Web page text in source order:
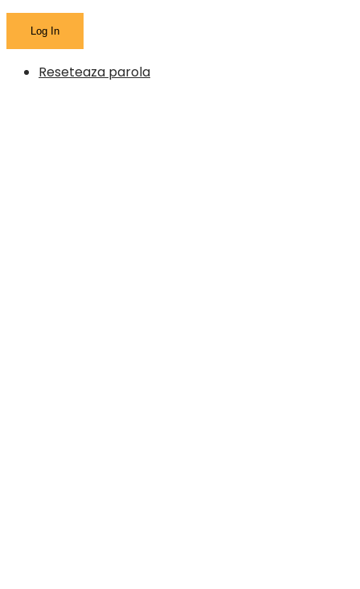
Reseteaza parola